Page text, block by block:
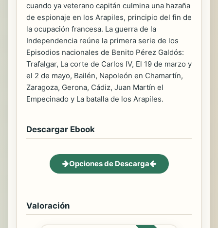
cuando ya veterano capitán culmina una hazaña
de espionaje en los Arapiles, principio del fin de
la ocupación francesa. La guerra de la
Independencia reúne la primera serie de los
Episodios nacionales de Benito Pérez Galdós:
Trafalgar, La corte de Carlos IV, El 19 de marzo y
el 2 de mayo, Bailén, Napoleón en Chamartín,
Zaragoza, Gerona, Cádiz, Juan Martín el
Empecinado y La batalla de los Arapiles.
Descargar Ebook
Opciones de Descarga
Valoración